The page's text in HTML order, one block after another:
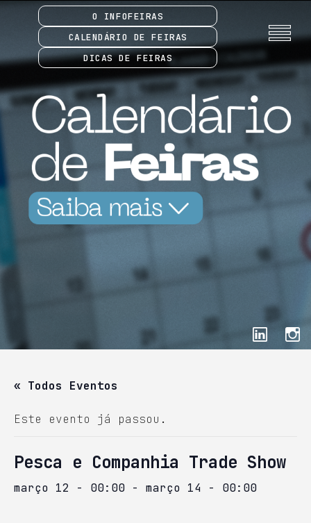
O INFOFEIRAS
CALENDÁRIO DE FEIRAS
DICAS DE FEIRAS
« Todos Eventos
Este evento já passou.
Pesca e Companhia Trade Show
março 12 - 00:00 - março 14 - 00:00